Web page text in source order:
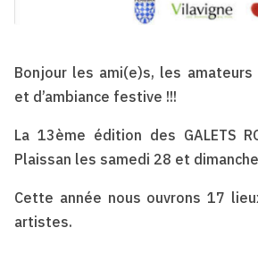
Bonjour les ami(e)s, les amateurs
et d’ambiance festive !!!
La 13ème édition des GALETS
Plaissan les samedi 28 et
Cette année nous ouvrons 17
artistes.